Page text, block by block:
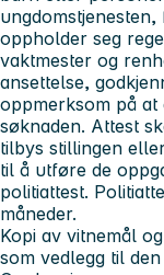
oppholder seg
vaktmester og
ansettelse,
oppmerksom på at
søknaden. Attest
tilbys stillingen
til å utføre de
politiattest.
måneder.
Kopi av vitnemål
som vedlegg til